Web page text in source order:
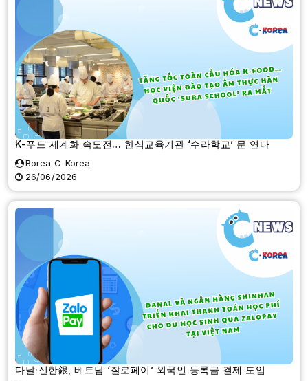
K-푸드 세계화 속도전… 한식교육기관 ‘수라학교’ 문 연다
Borea C-Korea
26/06/2026
다날·신한銀, 베트남 ‘잘로페이’ 외국인 등록금 결제 도입